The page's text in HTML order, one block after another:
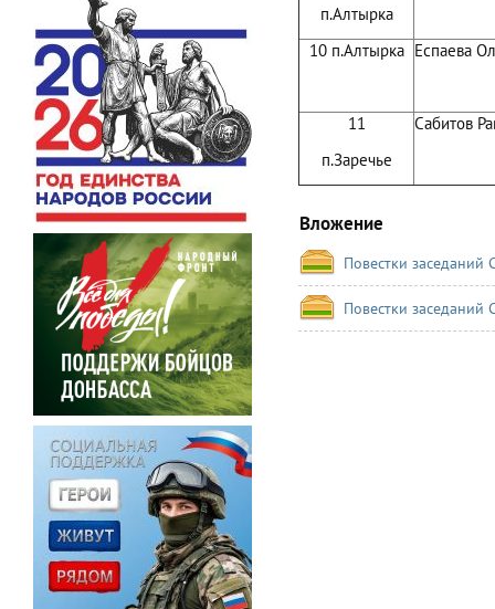
п.Алтырка
10 п.Алтырка Еспаева
11
п.Заречье
Сабитов
Вложение
Повестки заседаний
Повестки заседаний